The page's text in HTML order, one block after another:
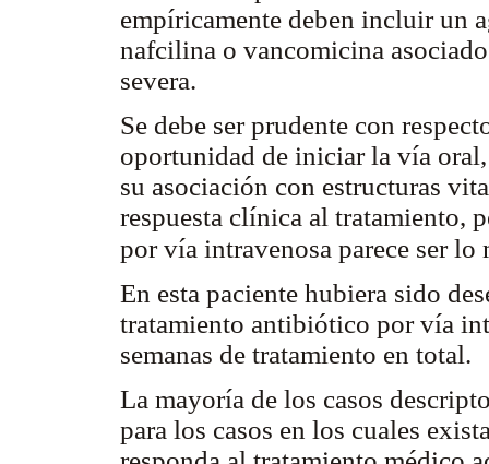
empíricamente deben incluir un
nafcilina o vancomicina
severa.
Se debe ser prudente con
oportunidad de iniciar la vía
su asociación con estructuras
respuesta clínica al tratamiento,
por vía intravenosa parece ser lo
En esta paciente hubiera sido
tratamiento antibiótico por vía
semanas de tratamiento en total.
La mayoría de los casos
para los casos en los cuales